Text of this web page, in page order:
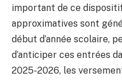
important de ce dispositif
approximatives sont
début d’année scolaire,
d’anticiper ces entrées
2025-2026, les